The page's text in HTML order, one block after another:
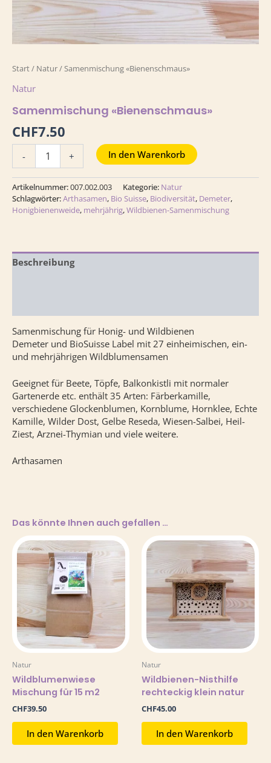
Start/ Natur/ Samenmischung «Bienenschmaus»
Natur
Samenmischung «Bienenschmaus»
CHF7.50
- + In den Warenkorb
Artikelnummer:007.002.003 Kategorie: Natur
Schlagwörter:Arthasamen, Bio Suisse, Biodiversität, Demeter,
Honigbienenweide, mehrjährig,Wildbienen-Samenmischung
Beschreibung
Samenmischung für Honig- und Wildbienen
Demeter und BioSuisse Label mit 27 einheimischen, ein-
und mehrjährigen Wildblumensamen
Geeignet für Beete, Töpfe, Balkonkistli mit normaler
Gartenerde etc. enthält 35 Arten: Färberkamille,
verschiedene Glockenblumen, Kornblume, Hornklee, Echte
Kamille, Wilder Dost, Gelbe Reseda, Wiesen-Salbei, Heil-
Ziest, Arznei-Thymian und viele weitere.
Arthasamen
Das könnte Ihnen auch gefallen …
Natur
Wildblumenwiese
Mischung für 15 m2
CHF39.50
In den Warenkorb
Natur
Wildbienen-Nisthilfe
rechteckig klein natur
CHF45.00
In den Warenkorb